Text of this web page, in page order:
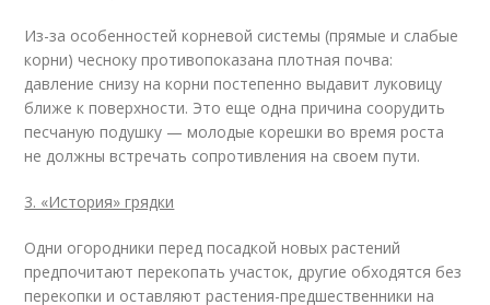
Из-за особенностей корневой системы (прямые и слабые
корни) чесноку противопоказана плотная почва:
давление снизу на корни постепенно выдавит луковицу
ближе к поверхности. Это еще одна причина соорудить
песчаную подушку — молодые корешки во время роста
не должны встречать сопротивления на своем пути.
3. «История» грядки
Одни огородники перед посадкой новых растений
предпочитают перекопать участок, другие обходятся без
перекопки и оставляют растения-предшественники на